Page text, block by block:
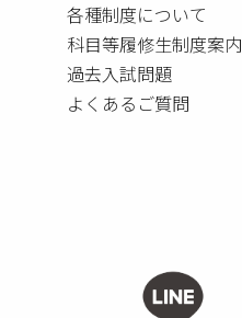
各種制度について
科目等履修生制度案内
過去入試問題
よくあるご質問